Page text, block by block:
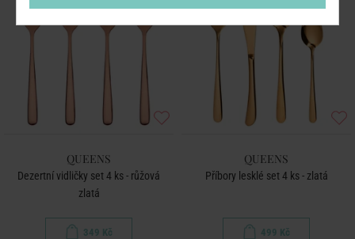
QUEENS
Dezertní vidličky set 4 ks - růžová
zlatá
349 Kč
QUEENS
Příbory lesklé set 4 ks - zlatá
499 Kč